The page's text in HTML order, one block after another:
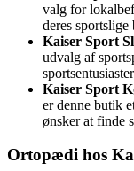
valg for
deres sportslige
Kaiser Sport
udvalg af
Kaiser Sport
er denne butik
ønsker at finde
Ortopædi hos